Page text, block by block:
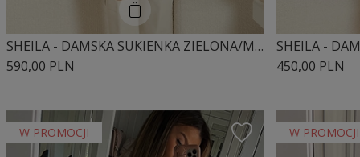
SHEILA - DAMSKA SUKIENKA ZIELONA/MIĘTOWA Z KORONKOWYMI TAŚMAMI COTTAGECORE MINI 'MAURA'
590,00 PLN
450,00 PLN
W PROMOCJI W PROMOCJI